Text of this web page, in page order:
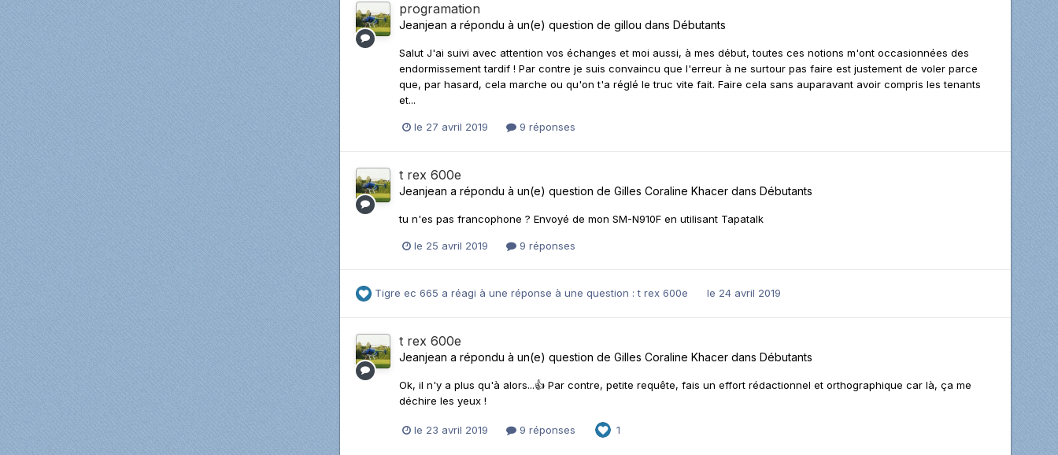
programation
Jeanjean a répondu à un(e) question de gillou dans Débutants
Salut J'ai suivi avec attention vos échanges et moi aussi, à mes début, toutes ces notions m'ont occasionnées des
endormissement tardif ! Par contre je suis convaincu que l'erreur à ne surtour pas faire est justement de voler parce
que, par hasard, cela marche ou qu'on t'a réglé le truc vite fait. Faire cela sans auparavant avoir compris les tenants
et...
le 27 avril 2019 9 réponses
t rex 600e
Jeanjean a répondu à un(e) question de Gilles Coraline Khacerdans Débutants
tu n'es pas francophone ? Envoyé de mon SM-N910F en utilisant Tapatalk
le 25 avril 2019 9 réponses
Tigre ec 665 a réagi à une réponse à une question :t rex 600e le 24 avril 2019
t rex 600e
Jeanjean a répondu à un(e) question de Gilles Coraline Khacerdans Débutants
Ok, il n'y a plus qu'à alors...👍 Par contre, petite requête, fais un effort rédactionnel et orthographique car là, ça me
déchire les yeux !
le 23 avril 2019 9 réponses 1